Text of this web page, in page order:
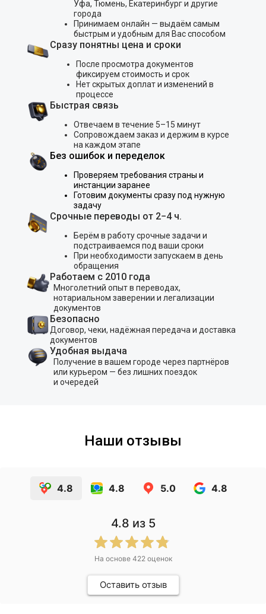
Уфа, Тюмень, Екатеринбург и другие
города
Принимаем онлайн — выдаём самым
быстрым и удобным для Вас способом
Сразу понятны цена и сроки
После просмотра документов
фиксируем стоимость и срок
Нет скрытых доплат и изменений в
процессе
Быстрая связь
Отвечаем в течение 5–15 минут
Сопровождаем заказ и держим в курсе
на каждом этапе
Без ошибок и переделок
Проверяем требования страны и
инстанции заранее
Готовим документы сразу под нужную
задачу
Срочные переводы от 2−4 ч.
Берём в работу срочные задачи и
подстраиваемся под ваши сроки
При необходимости запускаем в день
обращения
Работаем с 2010 года
Многолетний опыт в переводах,
нотариальном заверении и легализации
документов
Безопасно
Договор, чеки, надёжная передача и доставка
документов
Удобная выдача
Получение в вашем городе через партнёров
или курьером — без лишних поездок
и очередей
Наши отзывы
4.8 4.8 5.0 4.8
4.8 из 5
На основе 422 оценок
Оставить отзыв